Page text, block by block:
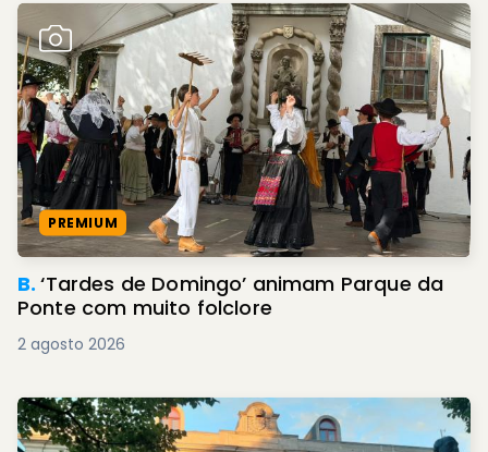
PREMIUM
B.‘Tardes de Domingo’ animam Parque da
Ponte com muito folclore
2 agosto 2026